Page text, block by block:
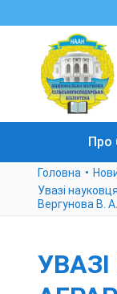
Про
Головна
Увазі
Вергунова В.